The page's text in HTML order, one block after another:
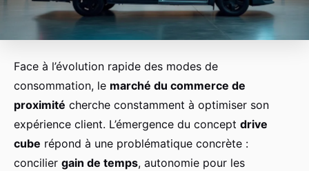
Face à l’évolution rapide des modes de
consommation, le marché du commerce de
proximité cherche constamment à optimiser son
expérience client. L’émergence du concept drive
cube répond à une problématique concrète :
concilier gain de temps, autonomie pour les